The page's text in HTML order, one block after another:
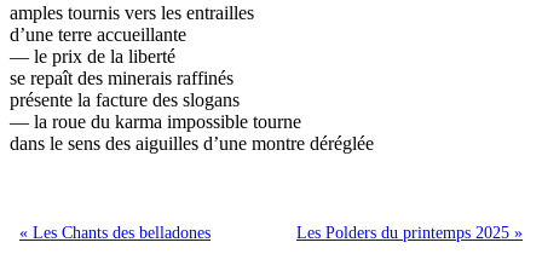
amples tournis vers les entrailles
d’une terre accueillante
— le prix de la liberté
se repaît des minerais raffinés
présente la facture des slogans
— la roue du karma impossible tourne
dans le sens des aiguilles d’une montre déréglée
« Les Chants des belladones Les Polders du printemps 2025 »